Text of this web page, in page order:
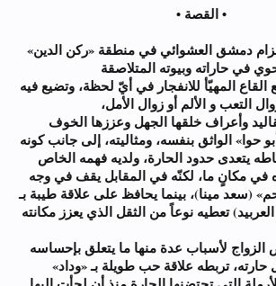
• القصة •
دمشق العشوائي في منطقة «ركن الدين»
في حاراته وبيوته المتلاصقة
المهيّأ للانفجار في أيّ لحظة، وتضيع فيه
التعب و الألم أو زوال الأمل،
وأعراف خلقها الجهل وعززها الخوف
حوا» الواثق بنفسه، ومثاليته، إلى جانب كونه
يتعدى حدود الحارة، ولديه فهمه الخاص
في مكانٍ ما، لكنّه في المقابل يقف في وجه
(سعد مينا)، بينما يحافظ على علاقة طيبة بـ
تعطيه نوعاً من الثقل الذي يعزز مكانته
الزواج لأسباب عدة منها ما يتعلق بإحساسه
حارته، تربطه علاقة حب طويلة بـ «وداد»